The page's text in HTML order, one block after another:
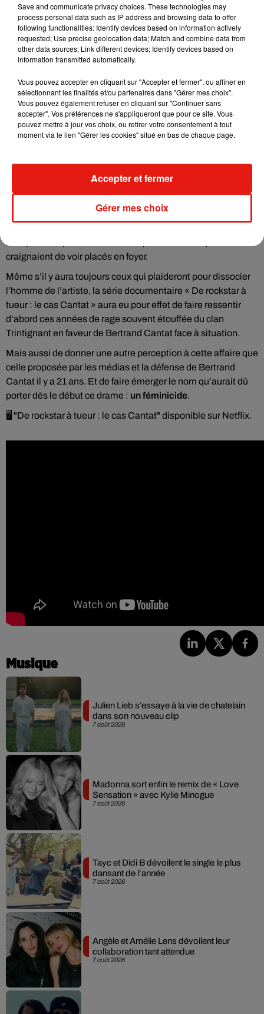
naissance à leur deuxième enfant, elle a toujours été un
soutien de poids pour le chanteur. Une façon pour elle de
protéger ses enfants. Jusqu’à conclureun pacte avec les
autres membres de Noir Désirpour passer sous silence la
violence de Bertrand Cantat devant les juges.
Le documentaire met en lumière là encore la difficulté pour
Bertrand Cantat de voir son ex-femme vivre sa vie et
fréquenter un autre homme. Il avait réintégré le domicile
conjugal et épiait tous ses mails et sms. Dans un message
fils alors que le chanteur dormait juste en dessous. Malgré
été poussée plus loin et a conclu à un suicide. Les parents de
aller plus loin pour le bien de leur petits-enfants qu’ils
craignaient de voir placés en foyer.
Même s’il y aura toujours ceux qui plaideront pour dissocier
l’homme de l’artiste, la série documentaire « De rockstar à
tueur : le cas Cantat » aura eu pour effet de faire ressentir
d’abord ces années de rage souvent étouffée du clan
Trintignant en faveur de Bertrand Cantat face à situation.
Mais aussi de donner une autre perception à cette affaire que
celle proposée par les médias et la défense de Bertrand
Cantat il y a 21 ans. Et de faire émerger le nom qu’aurait dû
porter dès le début ce drame : un féminicide.
🖥 "De rockstar à tueur : le cas Cantat" disponible sur Netflix.
Musique
7 août 2026
Julien Lieb s’essaye à la vie de chatelain
dans son nouveau clip
7 août 2026
Madonna sort enfin le remix de « Love
Sensation » avec Kylie Minogue
7 août 2026
Tayc et Didi B dévoilent le single le plus
dansant de l’année
7 août 2026
Angèle et Amélie Lens dévoilent leur
collaboration tant attendue
Save and communicate privacy choices. These technologies may
process personal data such as IP address and browsing data to offer
following functionalities: Identify devices based on information actively
requested; Use precise geolocation data; Match and combine data from
other data sources; Link different devices; Identify devices based on
information transmitted automatically.
Vous pouvez accepter en cliquant sur "Accepter et fermer", ou affiner en
sélectionnant les finalités et/ou partenaires dans "Gérer mes choix".
Vous pouvez également refuser en cliquant sur "Continuer sans
accepter". Vos préférences ne s'appliqueront que pour ce site. Vous
pouvez mettre à jour vos choix, ou retirer votre consentement à tout
moment via le lien "Gérer les cookies" situé en bas de chaque page.
Gérer mes choix
Accepter et fermer